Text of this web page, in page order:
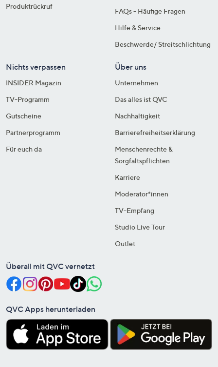
Produktrückruf
FAQs - Häufige Fragen
Hilfe & Service
Beschwerde/ Streitschlichtung
Nichts verpassen
INSIDER Magazin
TV-Programm
Gutscheine
Partnerprogramm
Für euch da
Über uns
Unternehmen
Das alles ist QVC
Nachhaltigkeit
Barrierefreiheitserklärung
Menschenrechte &
Sorgfaltspflichten
Karriere
Moderator*innen
TV-Empfang
Studio Live Tour
Outlet
Überall mit QVC vernetzt
QVC Apps herunterladen